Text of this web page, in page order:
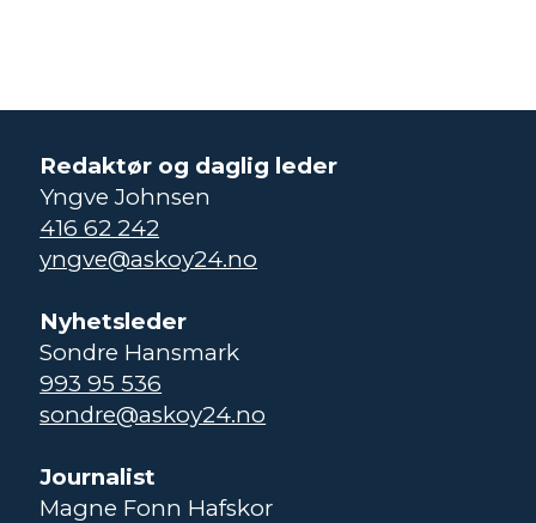
Redaktør og daglig leder
Yngve Johnsen
416 62 242
yngve@askoy24.no
Nyhetsleder
Sondre Hansmark
993 95 536
sondre@askoy24.no
Journalist
Magne Fonn Hafskor